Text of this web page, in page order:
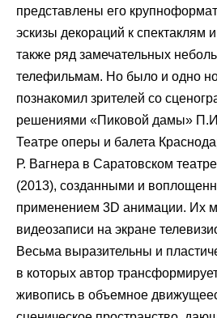
представлены его
эскизы декораций к спектаклям
также ряд замечательных
телефильмам. Но было и одно
познакомил зрителей со
решениями «Пиковой дамы»
Театре оперы и балета
Р. Вагнера в Саратовском
(2013), созданными и
применением 3D анимации. Их
видеозаписи на экране
Весьма выразительны и
в которых автор
живопись в объемное